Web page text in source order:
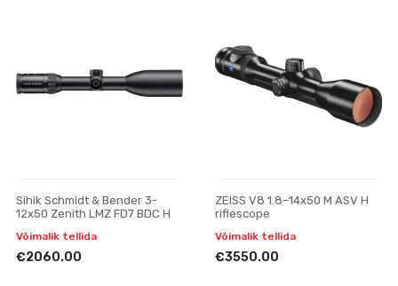
Sihik Schmidt & Bender 3-
12x50 Zenith LMZ FD7 BDC H
Võimalik tellida
€2060.00
ZEISS V8 1.8–14x50 M ASV H
riflescope
Võimalik tellida
€3550.00